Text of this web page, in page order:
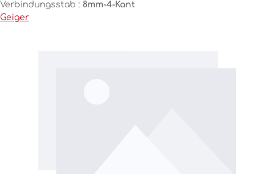
Verbindungsstab : 8mm-4-Kant
Geiger